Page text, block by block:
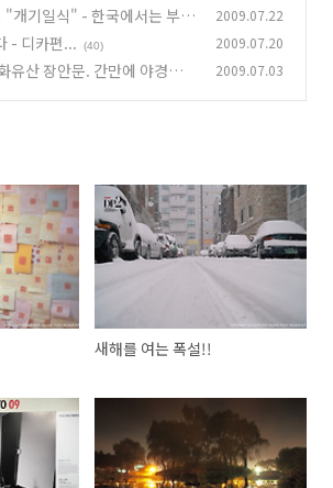
"개기일식" - 한국에서는 부분
2009.07.22
- 디카편... (40) 2009.07.20
유산 장안문. 간만에 야경찍
2009.07.03
새해를 여는 폭설!!